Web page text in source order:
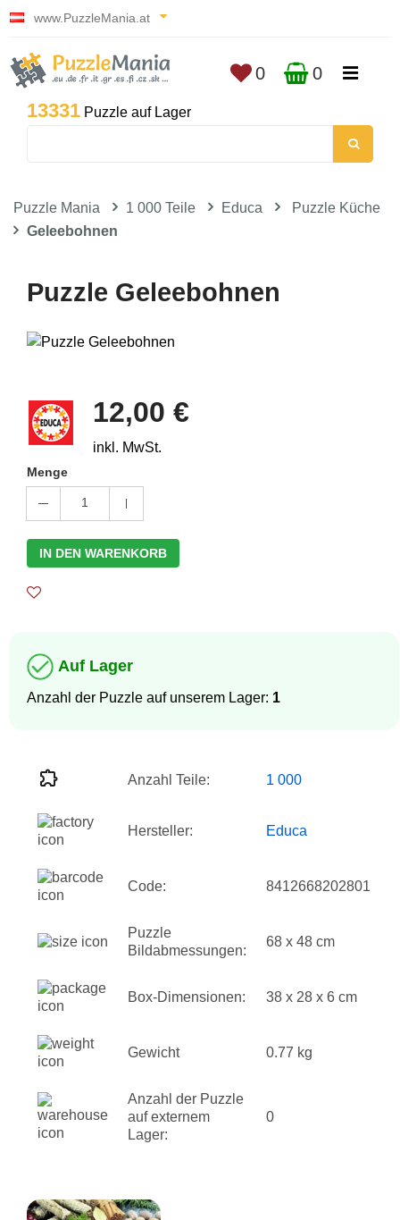
www.PuzzleMania.at
13331 Puzzle auf Lager
0 0
Puzzle Mania 1 000 Teile Educa
Puzzle Küche
Geleebohnen
Puzzle Geleebohnen
12,00 €
inkl. MwSt.
Menge
1
IN DEN WARENKORB
Auf Lager
Anzahl der Puzzle auf unserem Lager: 1
Anzahl Teile: 1 000
Hersteller: Educa
Code: 8412668202801
Puzzle
Bildabmessungen:
68 x 48 cm
Box-Dimensionen: 38 x 28 x 6 cm
Gewicht 0.77 kg
Anzahl der Puzzle
auf externem
Lager:
0